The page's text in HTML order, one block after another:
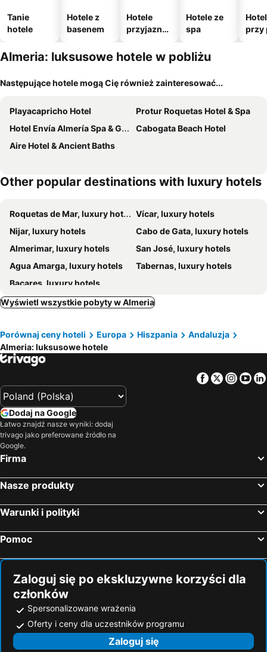
Tanie
hotele
Hotele z
basenem
Hotele
przyjazne
m
Hotele ze
spa
przy
Almeria: luksusowe hotele w pobliżu
Następujące hotele mogą Cię również zainteresować...
Playacapricho Hotel
Protur Roquetas Hotel & Spa
Hotel Envía Almería Spa & Golf
Cabogata Beach Hotel
Aire Hotel & Ancient Baths
Other popular destinations with luxury hotels
Roquetas de Mar, luxury hotels
Vícar, luxury hotels
Nijar, luxury hotels
Cabo de Gata, luxury hotels
Almerimar, luxury hotels
San José, luxury hotels
Agua Amarga, luxury hotels
Tabernas, luxury hotels
Bacares, luxury hotels
Wyświetl wszystkie pobyty w Almeria
Porównaj ceny hoteli Europa Hiszpania
Andaluzja
Almeria: luksusowe hotele
Facebook
Twitter
Dodaj na Google
Łatwo znajdź nasze wyniki: dodaj
trivago jako preferowane źródło na
Google.
Firma
Nasze produkty
Warunki i polityki
Pomoc
Zaloguj się po ekskluzywne korzyści dla
członków
Spersonalizowane wrażenia
Oferty i ceny dla uczestników programu
Zaloguj się